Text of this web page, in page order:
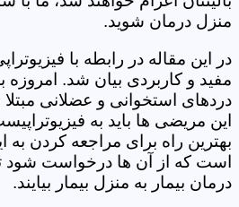
منزل درمان شوید.
در این مقاله در رابطه با
مفید و کاربردی بیان شد. امروزه
دردهای استخوانی و عضلانی
این مریضی ها باید به
بهترین راه برای مراجعه کردن
است که از آن ها درخواست شود
درمان بیمار به منزل بیمار بیایند.